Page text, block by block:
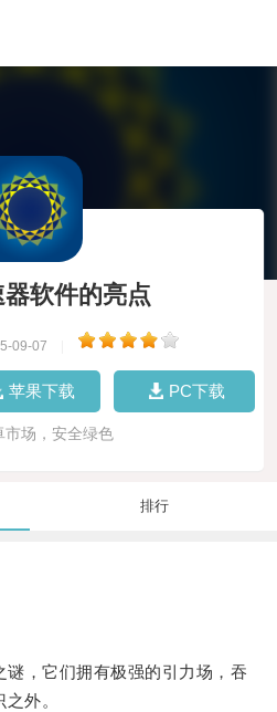
软件的亮点
09-07
苹果下载 PC下载
市场，安全绿色
排行
，它们拥有极强的引力场，吞
外。